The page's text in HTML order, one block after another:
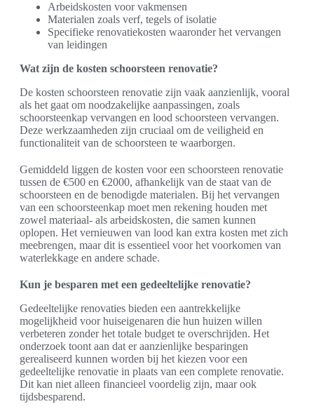
Arbeidskosten voor vakmensen
Materialen zoals verf, tegels of isolatie
Specifieke renovatiekosten waaronder het vervangen
van leidingen
Wat zijn de kosten schoorsteen renovatie?
De kosten schoorsteen renovatie zijn vaak aanzienlijk, vooral
als het gaat om noodzakelijke aanpassingen, zoals
schoorsteenkap vervangen en lood schoorsteen vervangen.
Deze werkzaamheden zijn cruciaal om de veiligheid en
functionaliteit van de schoorsteen te waarborgen.
Gemiddeld liggen de kosten voor een schoorsteen renovatie
tussen de €500 en €2000, afhankelijk van de staat van de
schoorsteen en de benodigde materialen. Bij het vervangen
van een schoorsteenkap moet men rekening houden met
zowel materiaal- als arbeidskosten, die samen kunnen
oplopen. Het vernieuwen van lood kan extra kosten met zich
meebrengen, maar dit is essentieel voor het voorkomen van
waterlekkage en andere schade.
Kun je besparen met een gedeeltelijke renovatie?
Gedeeltelijke renovaties bieden een aantrekkelijke
mogelijkheid voor huiseigenaren die hun huizen willen
verbeteren zonder het totale budget te overschrijden. Het
onderzoek toont aan dat er aanzienlijke besparingen
gerealiseerd kunnen worden bij het kiezen voor een
gedeeltelijke renovatie in plaats van een complete renovatie.
Dit kan niet alleen financieel voordelig zijn, maar ook
tijdsbesparend.